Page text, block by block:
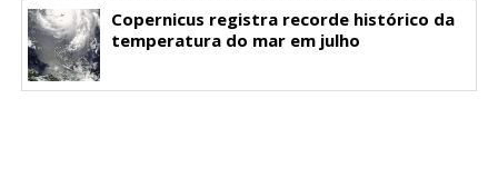
Copernicus registra recorde histórico da
temperatura do mar em julho